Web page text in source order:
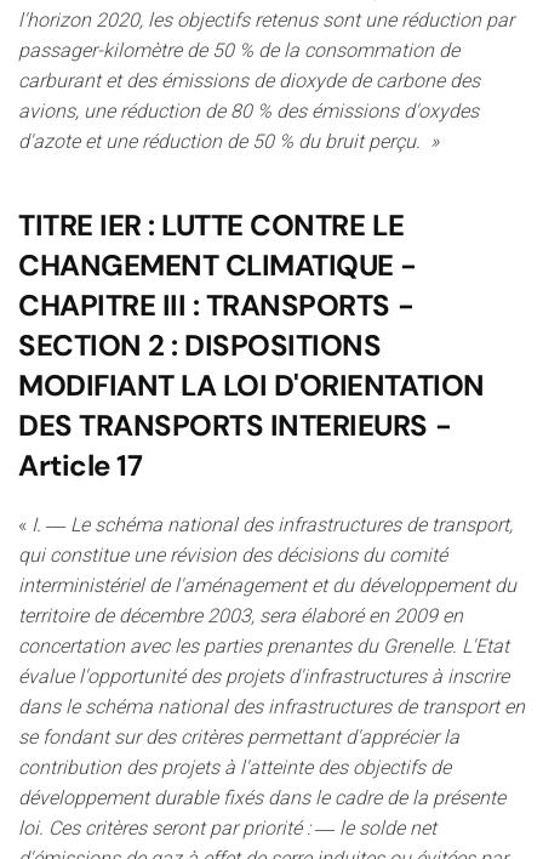
l'horizon 2020, les objectifs retenus sont une réduction par
passager-kilomètre de 50 % de la consommation de
carburant et des émissions de dioxyde de carbone des
avions, une réduction de 80 % des émissions d'oxydes
d'azote et une réduction de 50 % du bruit perçu. »
TITRE IER : LUTTE CONTRE LE
CHANGEMENT CLIMATIQUE -
CHAPITRE III : TRANSPORTS -
SECTION 2 : DISPOSITIONS
MODIFIANT LA LOI D'ORIENTATION
DES TRANSPORTS INTERIEURS -
Article 17
« I. ― Le schéma national des infrastructures de transport,
qui constitue une révision des décisions du comité
interministériel de l'aménagement et du développement du
territoire de décembre 2003, sera élaboré en 2009 en
concertation avec les parties prenantes du Grenelle. L'Etat
évalue l'opportunité des projets d'infrastructures à inscrire
dans le schéma national des infrastructures de transport en
se fondant sur des critères permettant d'apprécier la
contribution des projets à l'atteinte des objectifs de
développement durable fixés dans le cadre de la présente
loi. Ces critères seront par priorité : ― le solde net